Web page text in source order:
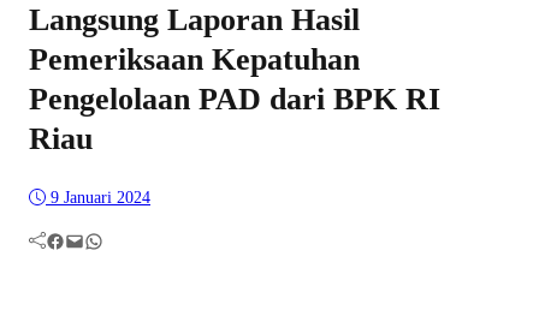
Langsung Laporan Hasil
Pemeriksaan Kepatuhan
Pengelolaan PAD dari BPK RI
Riau
9 Januari 2024
Facebook Mail WhatsApp